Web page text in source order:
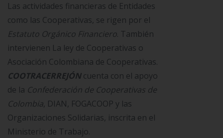
Las actividades financieras de Entidades
como las Cooperativas, se rigen por el
Estatuto Orgánico Financiero. También
intervienen La ley de Cooperativas o
Asociación Colombiana de Cooperativas.
COOTRACERREJÓNcuenta con el apoyo
de la Confederación de Cooperativas de
Colombia, DIAN, FOGACOOP y las
Organizaciones Solidarias, inscrita en el
Ministerio de Trabajo.